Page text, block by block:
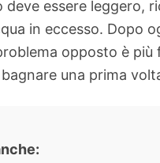
deve essere leggero,
in eccesso. Dopo
opposto è
una prima